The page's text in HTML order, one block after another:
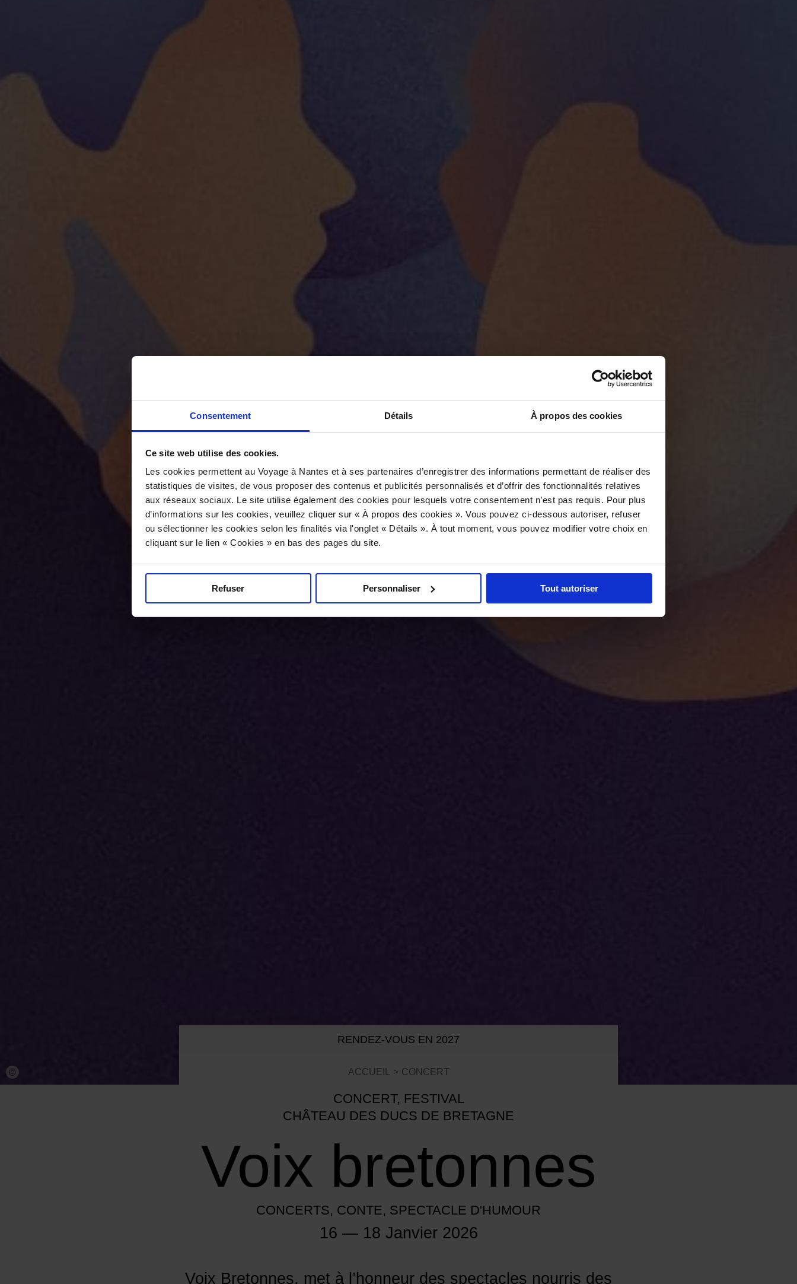
Consentement Détails À propos des cookies
Ce site web utilise des cookies.
Les cookies permettent au Voyage à Nantes et à ses partenaires d’enregistrer des informations permettant de réaliser des
statistiques de visites, de vous proposer des contenus et publicités personnalisés et d’offrir des fonctionnalités relatives
aux réseaux sociaux. Le site utilise également des cookies pour lesquels votre consentement n’est pas requis. Pour plus
d’informations sur les cookies, veuillez cliquer sur « À propos des cookies ». Vous pouvez ci-dessous autoriser, refuser
ou sélectionner les cookies selon les finalités via l'onglet « Détails ». À tout moment, vous pouvez modifier votre choix en
cliquant sur le lien « Cookies » en bas des pages du site.
Refuser Personnaliser Tout autoriser
©
RENDEZ-VOUS EN 2027
ACCUEIL CONCERT
CONCERT, FESTIVAL
CHÂTEAU DES DUCS DE BRETAGNE
Voix bretonnes
CONCERTS, CONTE, SPECTACLE D'HUMOUR
16 — 18 Janvier 2026
Voix Bretonnes, met à l’honneur des spectacles nourris des